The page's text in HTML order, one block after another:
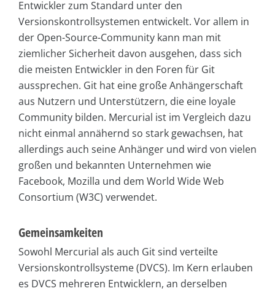
Entwickler zum Standard unter den
Versionskontrollsystemen entwickelt. Vor allem in
der Open-Source-Community kann man mit
ziemlicher Sicherheit davon ausgehen, dass sich
die meisten Entwickler in den Foren für Git
aussprechen. Git hat eine große Anhängerschaft
aus Nutzern und Unterstützern, die eine loyale
Community bilden. Mercurial ist im Vergleich dazu
nicht einmal annähernd so stark gewachsen, hat
allerdings auch seine Anhänger und wird von vielen
großen und bekannten Unternehmen wie
Facebook, Mozilla und dem World Wide Web
Consortium (W3C) verwendet.
Gemeinsamkeiten
Sowohl Mercurial als auch Git sind verteilte
Versionskontrollsysteme (DVCS). Im Kern erlauben
es DVCS mehreren Entwicklern, an derselben